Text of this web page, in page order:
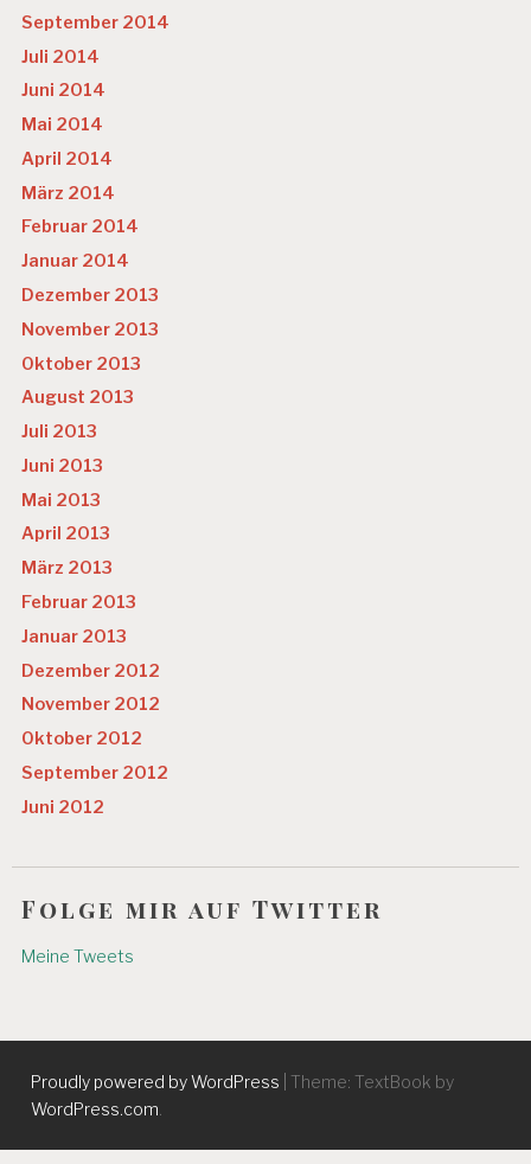
September 2014
Juli 2014
Juni 2014
Mai 2014
April 2014
März 2014
Februar 2014
Januar 2014
Dezember 2013
November 2013
Oktober 2013
August 2013
Juli 2013
Juni 2013
Mai 2013
April 2013
März 2013
Februar 2013
Januar 2013
Dezember 2012
November 2012
Oktober 2012
September 2012
Juni 2012
Folge mir auf Twitter
Meine Tweets
Proudly powered by WordPress
Theme: TextBook by
WordPress.com